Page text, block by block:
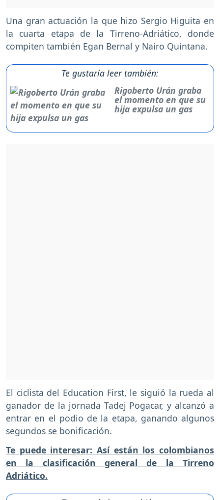
Una gran actuación la que hizo Sergio Higuita en
la cuarta etapa de la Tirreno-Adriático, donde
compiten también Egan Bernal y Nairo Quintana.
Te gustaría leer también:
Rigoberto Urán graba
el momento en que su
hija expulsa un gas
El ciclista del Education First, le siguió la rueda al
ganador de la jornada Tadej Pogacar, y alcanzó a
entrar en el podio de la etapa, ganando algunos
segundos se bonificación.
Te puede interesar: Así están los colombianos
en la clasificación general de la Tirreno
Adriático.